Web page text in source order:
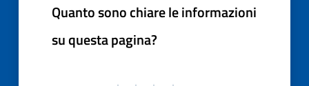
Quanto sono chiare le informazioni
su questa pagina?